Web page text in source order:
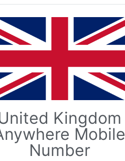
Kingdom
Mobile
Number